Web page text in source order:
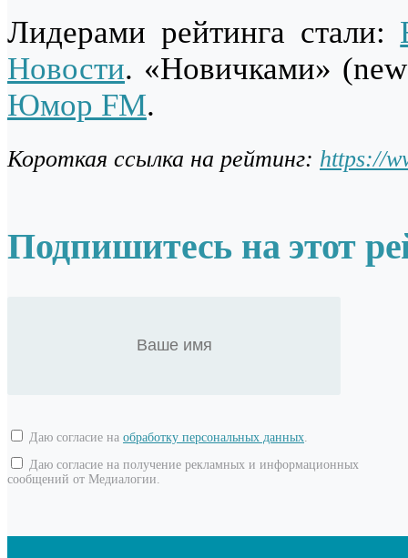
Лидерами рейтинга стали:
Новости. «Новичками»
Юмор FM.
Короткая ссылка на рейтинг: https://
Подпишитесь на этот
Даю согласие на обработку персональных данных
Даю согласие на получение рекламных и информационных
сообщений от Медиалогии.